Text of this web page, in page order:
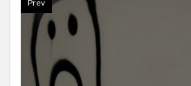
Prev